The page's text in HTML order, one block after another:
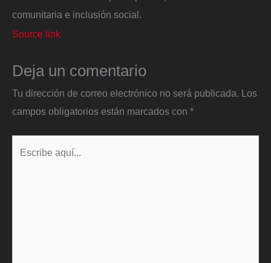
comunitaria e inclusión social.
Source link
Deja un comentario
Tu dirección de correo electrónico no será publicada.
Los
campos obligatorios están marcados con *